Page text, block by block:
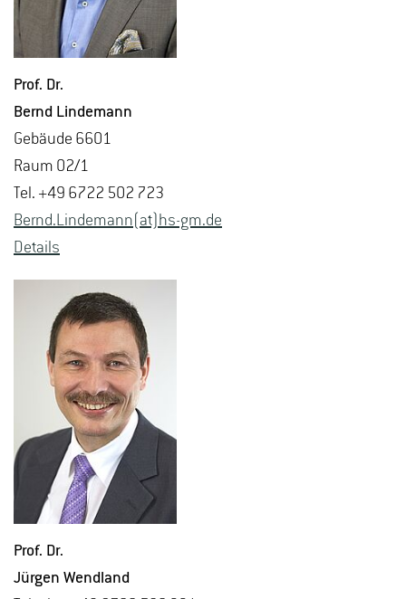
Prof. Dr.
Bernd Lin­de­mann
Ge­bäu­de 6601
Raum 02/1
Tel. +49 6722 502 723
Bernd.​Lindemann(at)hs-​gm.​de
De­tails
Prof. Dr.
Jür­gen Wend­land